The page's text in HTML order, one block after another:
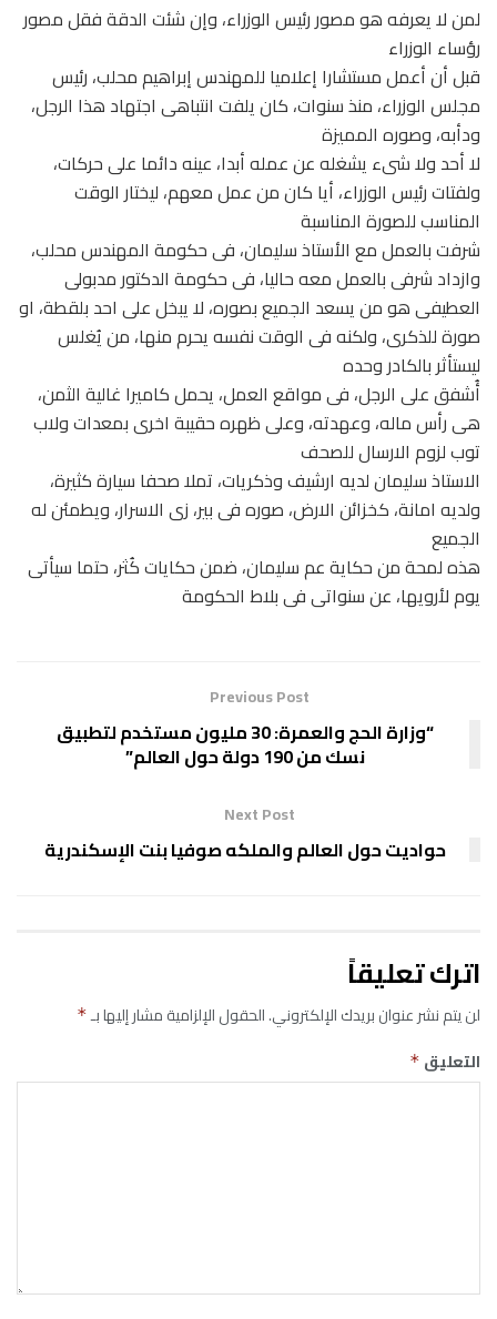
لمن لا يعرفه هو مصور رئيس الوزراء، وإن شئت الدقة فقل مصور
رؤساء الوزراء
قبل أن أعمل مستشارا إعلاميا للمهندس إبراهيم محلب، رئيس
مجلس الوزراء، منذ سنوات، كان يلفت انتباهى اجتهاد هذا الرجل،
ودأبه، وصوره المميزة
لا أحد ولا شىء يشغله عن عمله أبدا، عينه دائما على حركات،
ولفتات رئيس الوزراء، أيا كان من عمل معهم، ليختار الوقت
المناسب للصورة المناسبة
شرفت بالعمل مع الأستاذ سليمان، فى حكومة المهندس محلب،
وازداد شرفى بالعمل معه حاليا، فى حكومة الدكتور مدبولى
العطيفى هو من يسعد الجميع بصوره، لا يبخل على احد بلقطة، او
صورة للذكرى، ولكنه فى الوقت نفسه يحرم منها، من يُغلس
ليستأثر بالكادر وحده
أُشفق على الرجل، فى مواقع العمل، يحمل كاميرا غالية الثمن،
هى رأس ماله، وعهدته، وعلى ظهره حقيبة اخرى بمعدات ولاب
توب لزوم الارسال للصحف
الاستاذ سليمان لديه ارشيف وذكريات، تملا صحفا سيارة كثيرة،
ولديه امانة، كخزائن الارض، صوره فى بير، زى الاسرار، ويطمئن له
الجميع
هذه لمحة من حكاية عم سليمان، ضمن حكايات كُثر، حتما سيأتى
يوم لأرويها، عن سنواتى فى بلاط الحكومة
Previous Post
“وزارة الحج والعمرة: 30 مليون مستخدم لتطبيق
نسك من 190 دولة حول العالم”
Next Post
حواديت حول العالم والملكه صوفيا بنت الإسكندرية
اترك تعليقاً
لن يتم نشر عنوان بريدك الإلكتروني.الحقول الإلزامية مشار إليها بـ*
التعليق *